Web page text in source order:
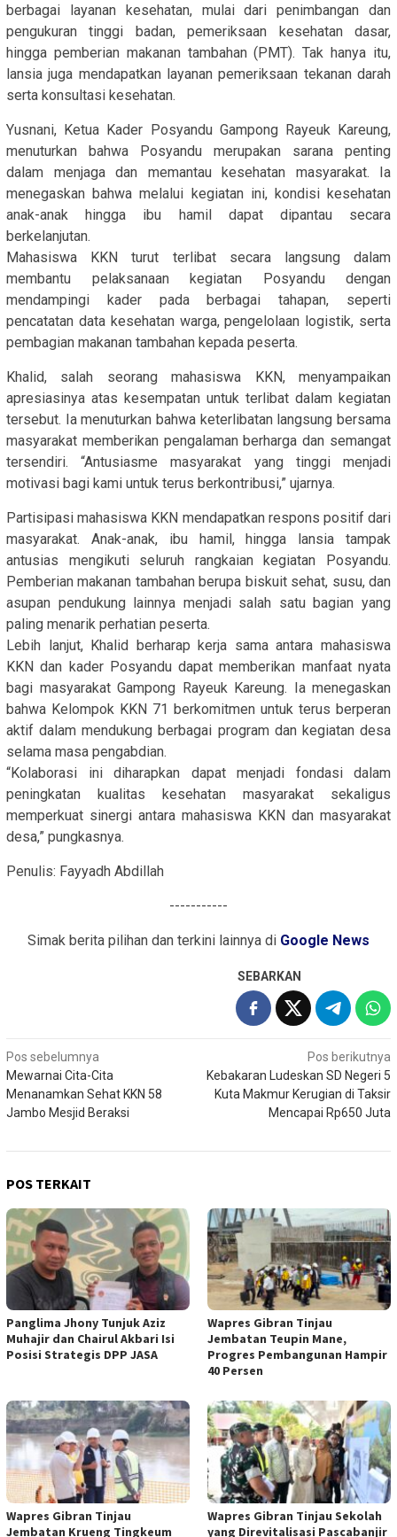
berbagai layanan kesehatan, mulai dari penimbangan dan
pengukuran tinggi badan, pemeriksaan kesehatan dasar,
hingga pemberian makanan tambahan (PMT). Tak hanya itu,
lansia juga mendapatkan layanan pemeriksaan tekanan darah
serta konsultasi kesehatan.
Yusnani, Ketua Kader Posyandu Gampong Rayeuk Kareung,
menuturkan bahwa Posyandu merupakan sarana penting
dalam menjaga dan memantau kesehatan masyarakat. Ia
menegaskan bahwa melalui kegiatan ini, kondisi kesehatan
anak-anak hingga ibu hamil dapat dipantau secara
berkelanjutan.
Mahasiswa KKN turut terlibat secara langsung dalam
membantu pelaksanaan kegiatan Posyandu dengan
mendampingi kader pada berbagai tahapan, seperti
pencatatan data kesehatan warga, pengelolaan logistik, serta
pembagian makanan tambahan kepada peserta.
Khalid, salah seorang mahasiswa KKN, menyampaikan
apresiasinya atas kesempatan untuk terlibat dalam kegiatan
tersebut. Ia menuturkan bahwa keterlibatan langsung bersama
masyarakat memberikan pengalaman berharga dan semangat
tersendiri. “Antusiasme masyarakat yang tinggi menjadi
motivasi bagi kami untuk terus berkontribusi,” ujarnya.
Partisipasi mahasiswa KKN mendapatkan respons positif dari
masyarakat. Anak-anak, ibu hamil, hingga lansia tampak
antusias mengikuti seluruh rangkaian kegiatan Posyandu.
Pemberian makanan tambahan berupa biskuit sehat, susu, dan
asupan pendukung lainnya menjadi salah satu bagian yang
paling menarik perhatian peserta.
Lebih lanjut, Khalid berharap kerja sama antara mahasiswa
KKN dan kader Posyandu dapat memberikan manfaat nyata
bagi masyarakat Gampong Rayeuk Kareung. Ia menegaskan
bahwa Kelompok KKN 71 berkomitmen untuk terus berperan
aktif dalam mendukung berbagai program dan kegiatan desa
selama masa pengabdian.
“Kolaborasi ini diharapkan dapat menjadi fondasi dalam
peningkatan kualitas kesehatan masyarakat sekaligus
memperkuat sinergi antara mahasiswa KKN dan masyarakat
desa,” pungkasnya.
Penulis: Fayyadh Abdillah
-----------
Simak berita pilihan dan terkini lainnya di Google News
SEBARKAN
Navigasi
pos
Pos sebelumnya
Mewarnai Cita-Cita
Menanamkan Sehat KKN 58
Jambo Mesjid Beraksi
Pos berikutnya
Kebakaran Ludeskan SD Negeri 5
Kuta Makmur Kerugian di Taksir
Mencapai Rp650 Juta
POS TERKAIT
Panglima Jhony Tunjuk Aziz
Muhajir dan Chairul Akbari Isi
Posisi Strategis DPP JASA
Wapres Gibran Tinjau
Jembatan Teupin Mane,
Progres Pembangunan Hampir
40 Persen
Wapres Gibran Tinjau
Jembatan Krueng Tingkeum
Wapres Gibran Tinjau Sekolah
yang Direvitalisasi Pascabanjir